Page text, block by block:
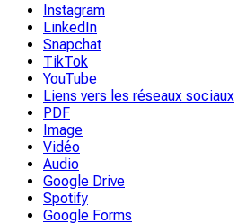
Instagram
LinkedIn
Snapchat
TikTok
YouTube
Liens vers les réseaux sociaux
PDF
Image
Vidéo
Audio
Google Drive
Spotify
Google Forms